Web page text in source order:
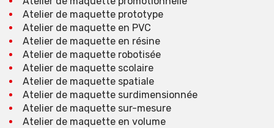
Atelier de maquette prototype
Atelier de maquette en PVC
Atelier de maquette en résine
Atelier de maquette robotisée
Atelier de maquette scolaire
Atelier de maquette spatiale
Atelier de maquette surdimensionnée
Atelier de maquette sur-mesure
Atelier de maquette en volume